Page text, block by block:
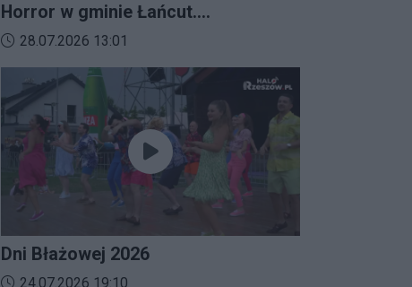
Horror w gminie Łańcut.
Mieszkaniec Rzeszowa
terroryzował rodzinę nożem i
zaatakował policjantów!
Data dodania materiału wideo:
28.07.2026 13:01
Dni Błażowej 2026
Data dodania materiału wideo:
24.07.2026 19:10